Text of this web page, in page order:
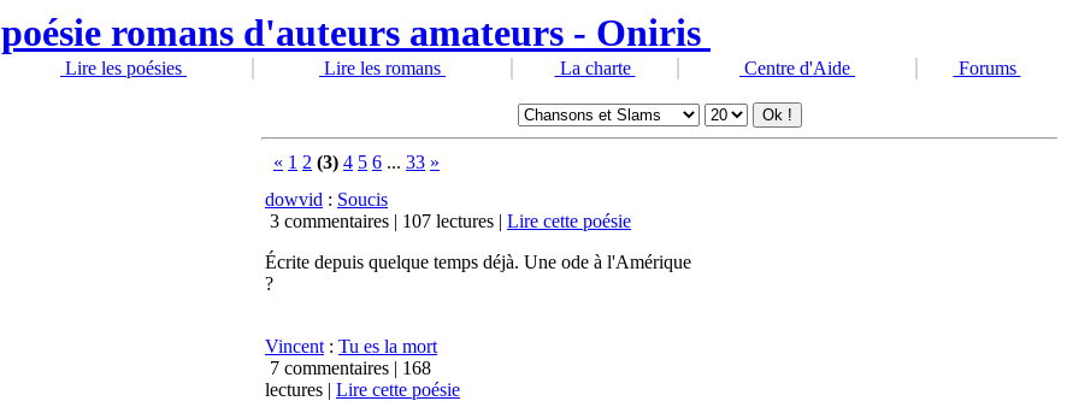
Lire les poésies Lire les romans La charte Centre d'Aide
Forums
« 1 2 (3) 4 5 6 ... 33 »
dowvid : Soucis
3 commentaires | 107 lectures | Lire cette poésie
Écrite depuis quelque temps déjà. Une ode à l'Amérique
?
Vincent : Tu es la mort
7 commentaires | 168
lectures | Lire cette poésie